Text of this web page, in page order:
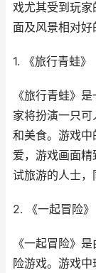
戏尤其受到玩
面及风景相对好
1. 《旅行青蛙》
《旅行青蛙》
家将扮演一只
和美食。游戏
爱，游戏画面
试旅游的人士，
2. 《一起冒险》
《一起冒险》
险游戏。游戏